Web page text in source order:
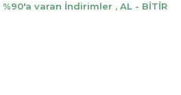
%90'a varan İndirimler ,AL - BİTİR